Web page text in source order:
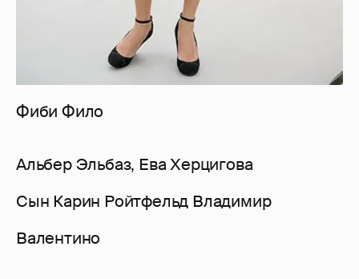
Фиби Фило
Альбер Эльбаз, Ева Херцигова
Сын Карин Ройтфельд Владимир
Валентино